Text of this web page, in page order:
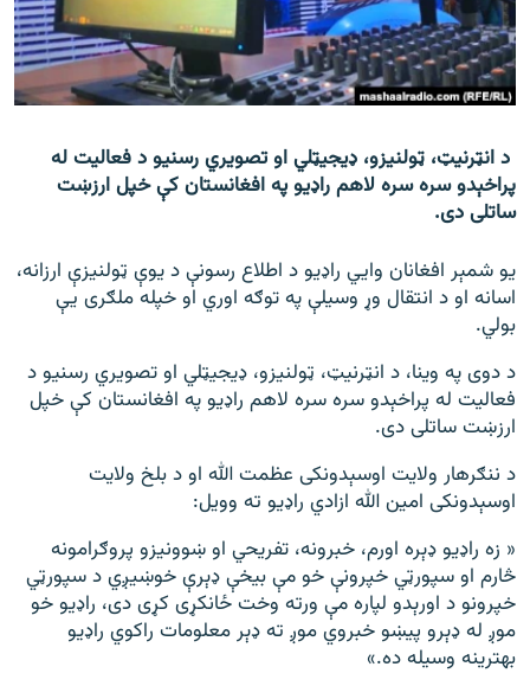
اړیکه
دري پاڼه
راسره ملګري شئ
د ازادې اروپا/ ازادي راډيو ټولې پاڼې
د انټرنیټ، ټولنیزو، ډیجیټلي او تصویري رسنیو د فعالیت له
پراخېدو سره سره لاهم راډیو په افغانستان کې خپل ارزښت
ساتلی دی.
یو شمېر افغانان وايي راډیو د اطلاع رسونې د یوې ټولنیزې ارزانه،
اسانه او د انتقال وړ وسیلې په توګه اوري او خپله ملګری یې
بولي.
د دوی په وینا، د انټرنیټ، ټولنیزو، ډیجیټلي او تصویري رسنیو د
فعالیت له پراخېدو سره سره لاهم راډیو په افغانستان کې خپل
ارزښت ساتلی دی.
د ننګرهار ولایت اوسېدونکی عظمت الله او د بلخ ولایت
اوسېدونکی امین الله ازادي راډیو ته وویل:
« زه راډیو ډېره اورم، خبرونه، تفریحي او ښوونیزو پروګرامونه
څارم او سپورټي خپرونې خو مې بیخې ډېرې خوښیږي د سپورټي
خپرونو د اورېدو لپاره مې ورته وخت ځانکړی کړی دی، راډیو خو
موږ له ډېرو پیښو خبروي موږ ته ډېر معلومات راکوي راډیو
بهترینه وسیله ده.»